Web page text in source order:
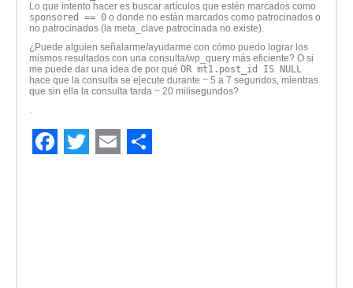
Lo que intento hacer es buscar artículos que estén marcados como
sponsored == 0 o donde no están marcados como patrocinados o
no patrocinados (la meta_clave patrocinada no existe).
¿Puede alguien señalarme/ayudarme con cómo puedo lograr los
mismos resultados con una consulta/wp_query más eficiente? O si
me puede dar una idea de por qué OR mt1.post_id IS NULL
hace que la consulta se ejecute durante ~ 5 a 7 segundos, mientras
que sin ella la consulta tarda ~ 20 milisegundos?
.